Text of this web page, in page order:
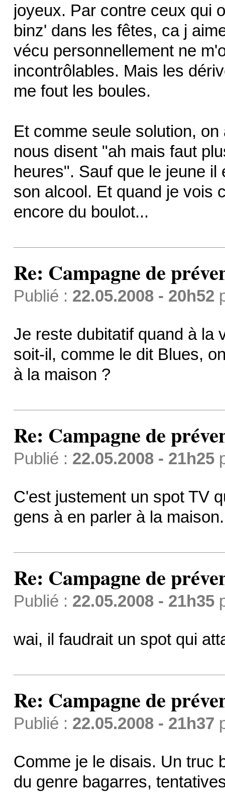
joyeux. Par contre ceux qui
binz' dans les fêtes, ca j
vécu personnellement ne
incontrôlables. Mais les
me fout les boules.
Et comme seule solution,
nous disent "ah mais faut
heures". Sauf que le jeune
son alcool. Et quand je vois
encore du boulot...
Re: Campagne de
Publié : 22.05.2008 - 20h52
Je reste dubitatif quand à la
soit-il, comme le dit Blues,
à la maison ?
Re: Campagne de
Publié : 22.05.2008 - 21h25
C'est justement un spot TV
gens à en parler à la maison.
Re: Campagne de
Publié : 22.05.2008 - 21h35
wai, il faudrait un spot qui
Re: Campagne de
Publié : 22.05.2008 - 21h37
Comme je le disais. Un truc
du genre bagarres,